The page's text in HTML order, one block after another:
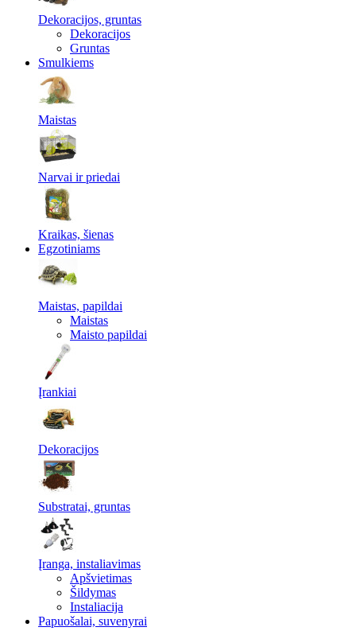
Dekoracijos, gruntas
Dekoracijos
Gruntas
Smulkiems
Maistas
Narvai ir priedai
Kraikas, šienas
Egzotiniams
Maistas, papildai
Maistas
Maisto papildai
Įrankiai
Dekoracijos
Substratai, gruntas
Įranga, instaliavimas
Apšvietimas
Šildymas
Instaliacija
Papuošalai, suvenyrai